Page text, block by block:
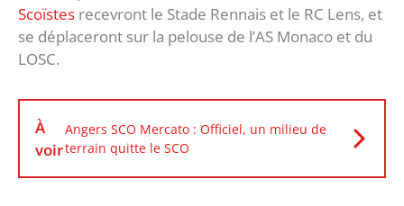
Scoïstes recevront le Stade Rennais et le RC Lens, et
se déplaceront sur la pelouse de l’AS Monaco et du
LOSC.
À
voir
Angers SCO Mercato : Officiel, un milieu de
terrain quitte le SCO